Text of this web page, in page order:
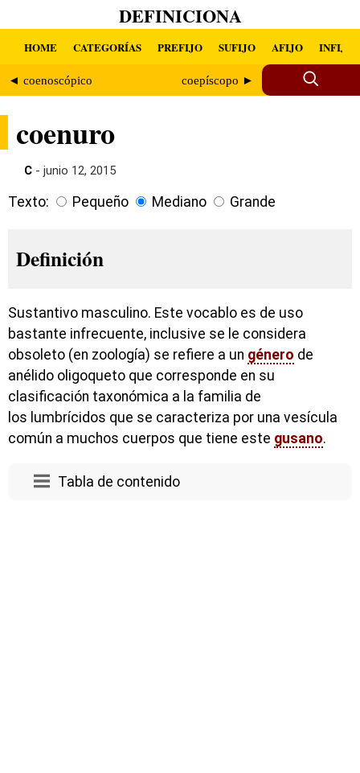
DEFINICIONA
HOME CATEGORÍAS PREFIJO SUFIJO AFIJO INFIJO
◄ coenoscópico coepíscopo ►
coenuro
C - junio 12, 2015
Texto: Pequeño Mediano Grande
Definición
Sustantivo masculino. Este vocablo es de uso
bastante infrecuente, inclusive se le considera
obsoleto (en zoología) se refiere a un género de
anélido oligoqueto que corresponde en su
clasificación taxonómica a la familia de
los lumbrícidos que se caracteriza por una vesícula
común a muchos cuerpos que tiene este gusano.
Tabla de contenido